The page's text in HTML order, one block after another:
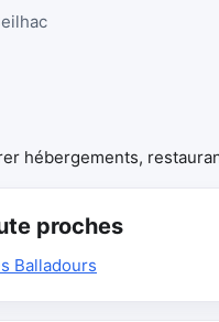
hébergements,
proches
Balladours